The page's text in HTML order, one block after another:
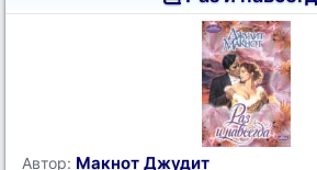
Автор: Макнот Джудит